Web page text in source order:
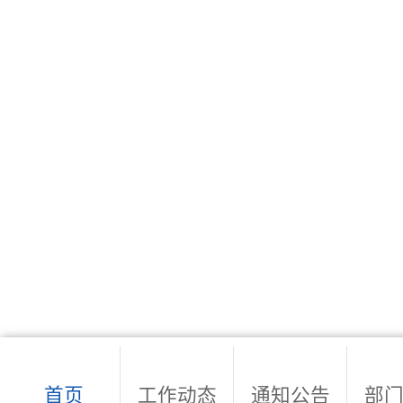
首页 工作动态 通知公告 部